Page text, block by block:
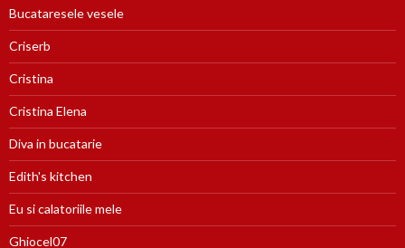
Bucataresele vesele
Criserb
Cristina
Cristina Elena
Diva in bucatarie
Edith's kitchen
Eu si calatoriile mele
Ghiocel07